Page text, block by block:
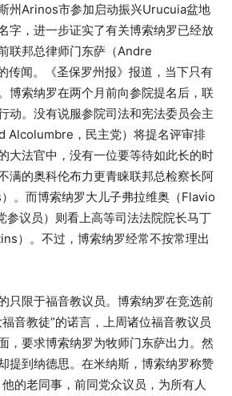
州Arinos市参加启动振兴Urucuia盆地
字，进一步证实了有关博索纳罗已经放
联邦总律师门东萨（Andre
传闻。《圣保罗州报》报道，当下只有
博索纳罗在两个月前向参院提名后，联
动。没有说服参院司法和宪法委员会主
Alcolumbre，民主党）将提名评审排
大法官中，没有一位要等待如此长的时
满的奥科伦布力更青睐联邦总检察长阿
。而博索纳罗大儿子弗拉维奥（Flavio
参议员）则看上高等司法法院院长马丁
）。不过，博索纳罗经常不按常理出
只限于福音教议员。博索纳罗在竞选前
音教徒”的诺言，上周诸位福音教议员
，要求博索纳罗为牧师门东萨出力。然
提到纳德思。在米纳斯，博索纳罗称赞
的老同事，前同党众议员，为所有人